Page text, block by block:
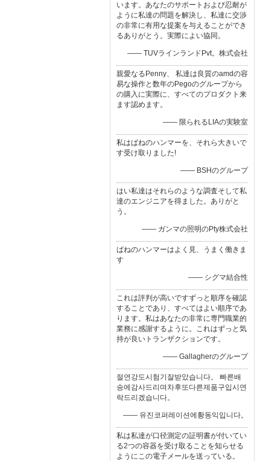
います。あなたのサポートおよび忍耐が
ように私達の問題を解決し、私達に交渉
の非常に有用な提案を与えることができ
るありがとう。実際によい協同。
—— TUVラインランドPvt。株式会社
親愛なるPenny、 私達は良質のamdの容
易な操作と数年のPegoのグループから
の購入に実際に、すべてのプロダクト来
ます認めます。
—— 限られるLIAの実験室
私はばねのハンマーを、それら大きいで
す受け取りました!
—— BSHのグループ
はい私達はそれらのような調査そして私
達のエンジニアを得ました。ありがと
う。
—— ガンマの照明のPty株式会社
ばねのハンマーはよく見、うまく働きま
す
—— シグマ結合性
これは評判が高いですずっと順序を確認
することであり、すべてはよい順序であ
ります。私はあなたの非常に専門職業的
業務に感謝するように。これはずっと気
持が良いトランザクションです。
—— Gallagherのグループ
절연강도시험기잘받았습니다。 빠른배
송에감사드리며차후또다른제품구입시연
락드리겠습니다。
—— 유진코퍼레이션에황동익입니다。
私は私達が口径測定の証明書が付いてい
る2つの容器を受け取ることを知らせる
ようにこの電子メールを送っている。